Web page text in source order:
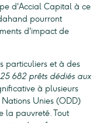
d'Accial Capital à ce
pourront
d'impact de
particuliers et à des
682 prêts dédiés aux
à plusieurs
Unies (ODD)
la pauvreté. Tout